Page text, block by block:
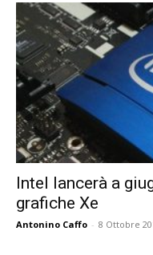
Intel lancerà a
grafiche Xe
Antonino Caffo - 8 Ottobre